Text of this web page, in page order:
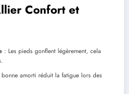
Confort et
: Les pieds gonflent légèrement, cela
amorti réduit la fatigue lors des